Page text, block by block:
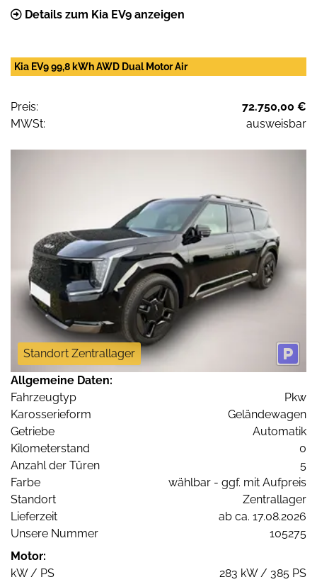
Details zum Kia EV9 anzeigen
Kia EV9 99,8 kWh AWD Dual Motor Air
Preis:
72.750,00 €
MWSt:
ausweisbar
Standort Zentrallager
Allgemeine Daten:
Fahrzeugtyp
Pkw
Karosserieform
Geländewagen
Getriebe
Automatik
Kilometerstand
0
Anzahl der Türen
5
Farbe
wählbar - ggf. mit Aufpreis
Standort
Zentrallager
Lieferzeit
ab ca. 17.08.2026
Unsere Nummer
105275
Motor:
kW / PS
283 kW / 385 PS